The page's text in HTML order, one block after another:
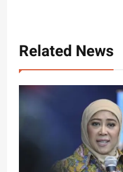
Related News